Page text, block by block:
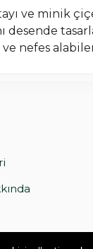
ve minik
desende
nefes